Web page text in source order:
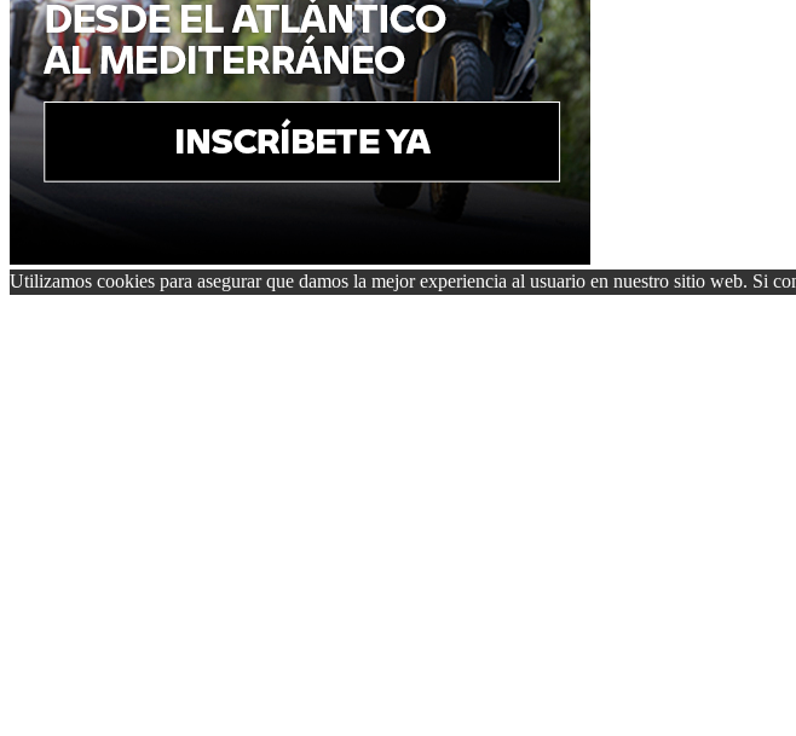
Utilizamos cookies para asegurar que damos la mejor experiencia al usuario en nuestro sitio web. Si